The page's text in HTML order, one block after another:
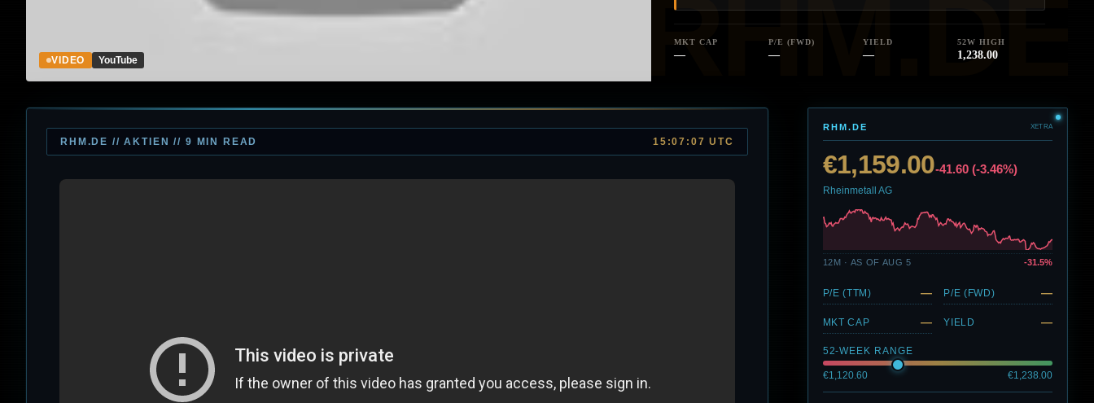
VIDEO YouTube
MKT CAP
—
P/E (FWD)
—
YIELD
—
52W HIGH
1,238.00
RHM.DE // AKTIEN // 9 MIN READ 15:07:07 UTC
RHM.DE XETRA
€1,159.00-41.60 (-3.46%)
Rheinmetall AG
12M · AS OF AUG 5 -31.5%
P/E (TTM) — P/E (FWD) —
MKT CAP — YIELD —
52-WEEK RANGE
€1,120.60 €1,238.00